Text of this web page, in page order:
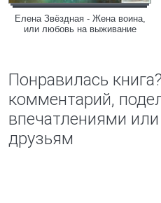
Елена Звёздная - Жена воина,
или любовь на выживание
Понравилась
комментарий,
впечатлениями
друзьям